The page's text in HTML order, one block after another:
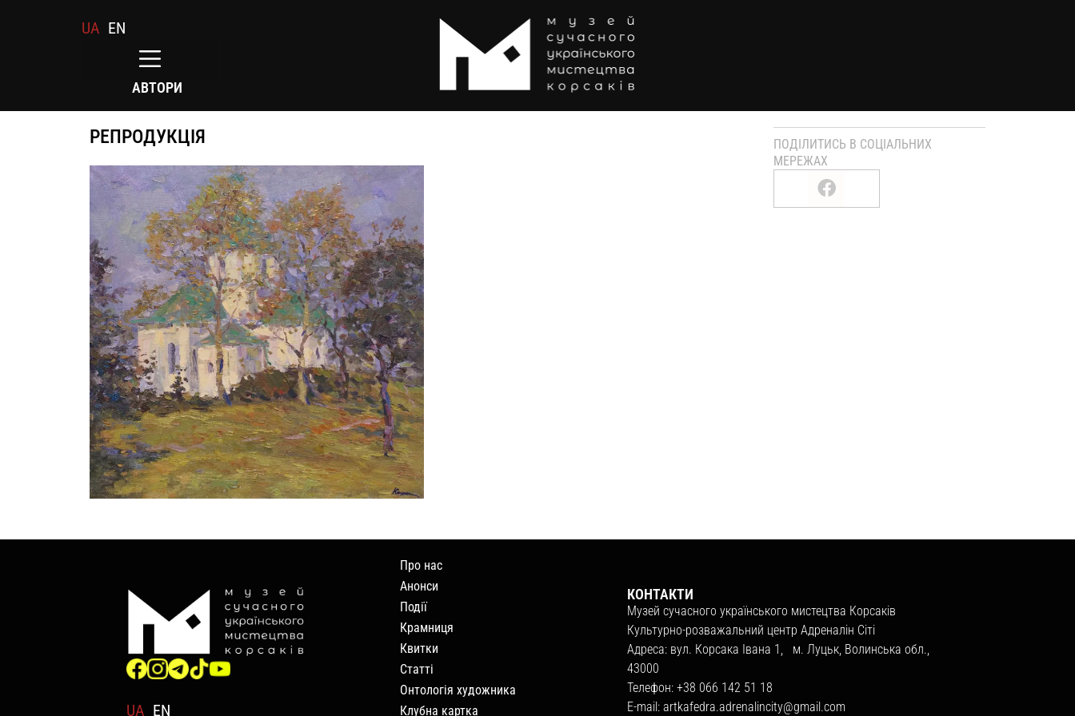
UA EN
АВТОРИ
РЕПРОДУКЦІЯ
ПОДІЛИТИСЬ В СОЦІАЛЬНИХ
МЕРЕЖАХ
UA EN
Про нас
Анонси
Події
Крамниця
Квитки
Статті
Онтологія художника
Клубна картка
КОНТАКТИ
Музей сучасного українського мистецтва Корсаків
Культурно-розважальний центр Адреналін Сіті
Адреса: вул. Корсака Івана 1, м. Луцьк, Волинська обл.,
43000
Телефон: +38 066 142 51 18
E-mail:artkafedra.adrenalincity@gmail.com